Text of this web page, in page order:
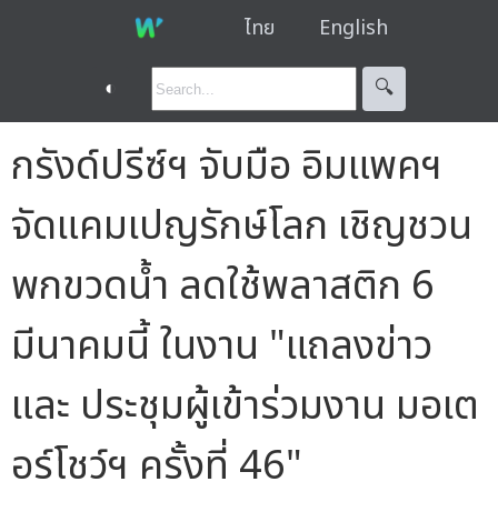
ไทย English
◐ 🔍︎
กรังด์ปรีซ์ฯ จับมือ อิมแพคฯ
จัดแคมเปญรักษ์โลก เชิญชวน
พกขวดน้ำ ลดใช้พลาสติก 6
มีนาคมนี้ ในงาน "แถลงข่าว
และ ประชุมผู้เข้าร่วมงาน มอเต
อร์โชว์ฯ ครั้งที่ 46"